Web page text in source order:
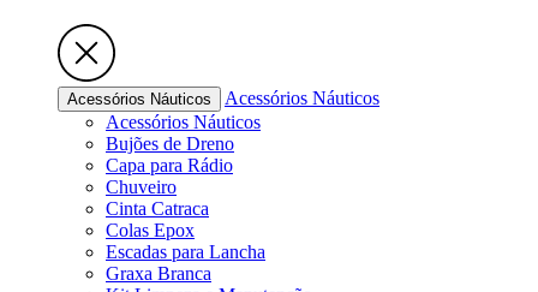
Acessórios Náuticos
Acessórios Náuticos
Acessórios Náuticos
Bujões de Dreno
Capa para Rádio
Chuveiro
Cinta Catraca
Colas Epox
Escadas para Lancha
Graxa Branca